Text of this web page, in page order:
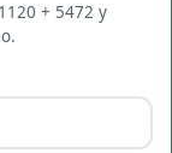
+ 5472 y